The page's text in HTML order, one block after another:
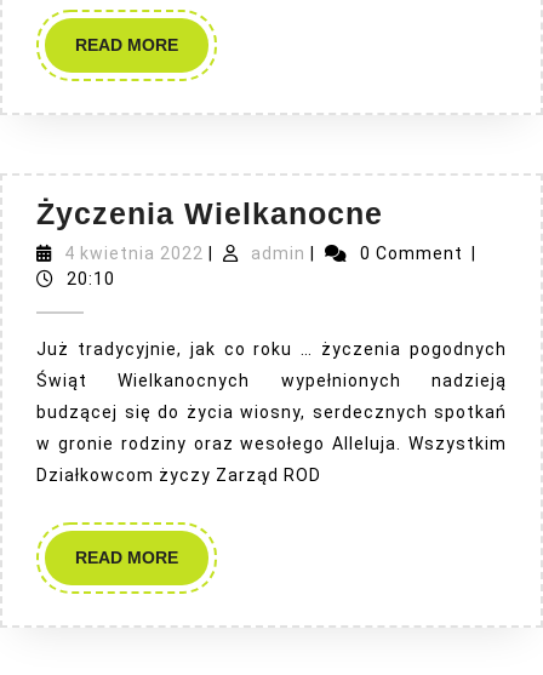
READ MOREREAD
MORE
Życzenia Wielkanocne
4 kwietnia 2022 4
admin admin 0 Comment
20:10
Już tradycyjnie, jak co roku … życzenia pogodnych
Świąt Wielkanocnych wypełnionych nadzieją
budzącej się do życia wiosny, serdecznych spotkań
w gronie rodziny oraz wesołego Alleluja. Wszystkim
Działkowcom życzy Zarząd ROD
READ MOREREAD
MORE